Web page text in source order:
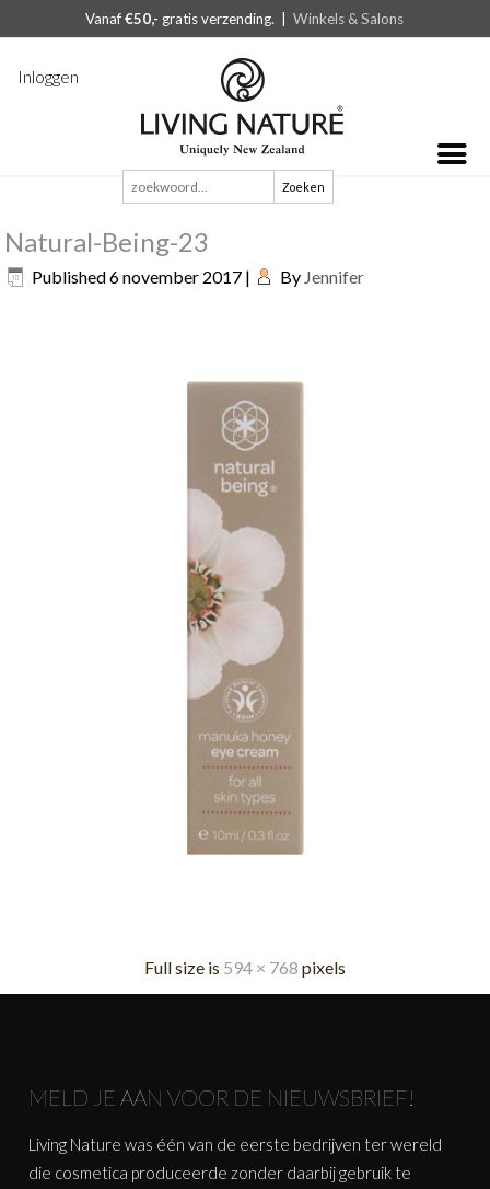
Vanaf€50,- gratis verzending. |Winkels & Salons
Inloggen
Zoeken
naar:
Natural-Being-23
Published6 november 2017 | By Jennifer
Full size is 594 × 768 pixels
MELD JE AAN VOOR DE NIEUWSBRIEF!
Living Nature was één van de eerste bedrijven ter wereld
die cosmetica produceerde zonder daarbij gebruik te